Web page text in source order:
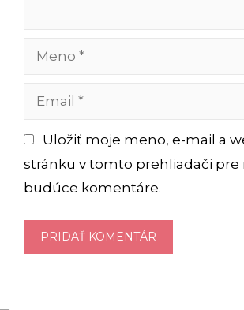
Meno
Email
Uložiť moje meno, e-mail a
stránku v tomto prehliadači pre
budúce komentáre.